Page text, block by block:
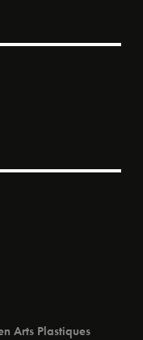
Arts Plastiques